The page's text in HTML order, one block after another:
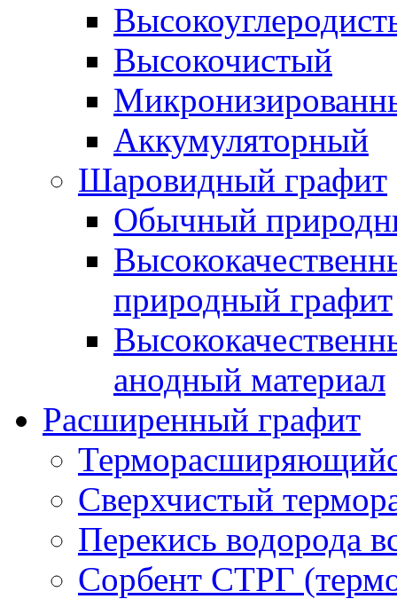
Высокочистый
Аккумуляторный
Шаровидный графит
Обычный
природный графит
анодный материал
Расширенный графит
Сверхчистый
Перекись водорода
Сорбент СТРГ